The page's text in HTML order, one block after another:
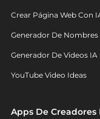
Crear Página Web Con
Generador De Nombres
Generador De Videos IA
YouTube Video Ideas
Apps De Creadores